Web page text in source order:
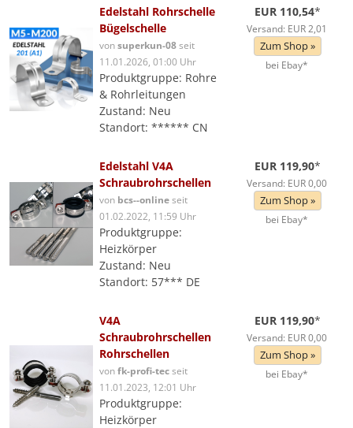
Edelstahl Rohrschelle
Bügelschelle
vonsuperkun-08seit
11.01.2026, 01:00 Uhr
Produktgruppe: Rohre
& Rohrleitungen
Zustand: Neu
Standort: ****** CN
EUR 110,54*
Versand: EUR 2,01
Zum Shop »
bei Ebay*
Edelstahl V4A
Schraubrohrschellen
von bcs--onlineseit
01.02.2022, 11:59 Uhr
Produktgruppe:
Heizkörper
Zustand: Neu
Standort: 57*** DE
EUR 119,90*
Versand: EUR 0,00
Zum Shop »
bei Ebay*
V4A
Schraubrohrschellen
Rohrschellen
vonfk-profi-tecseit
11.01.2023, 12:01 Uhr
Produktgruppe:
Heizkörper
EUR 119,90*
Versand: EUR 0,00
Zum Shop »
bei Ebay*